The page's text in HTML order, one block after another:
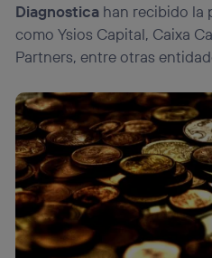
Diagnostica han recibido la
como Ysios Capital, Caixa
Partners, entre otras